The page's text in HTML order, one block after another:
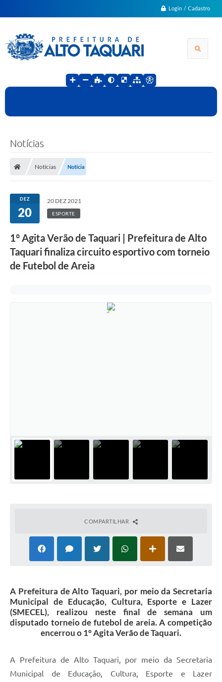
Login / Cadastro
Notícias
Notícias Notícia
DEZ
20
20 DEZ 2021
ESPORTE
1° Agita Verão de Taquari | Prefeitura de Alto
Taquari finaliza circuito esportivo com torneio
de Futebol de Areia
COMPARTILHAR
A Prefeitura de Alto Taquari, por meio da Secretaria
Municipal de Educação, Cultura, Esporte e Lazer
(SMECEL), realizou neste final de semana um
disputado torneio de futebol de areia. A competição
encerrou o 1° Agita Verão de Taquari.
A Prefeitura de Alto Taquari, por meio da Secretaria
Municipal de Educação, Cultura, Esporte e Lazer